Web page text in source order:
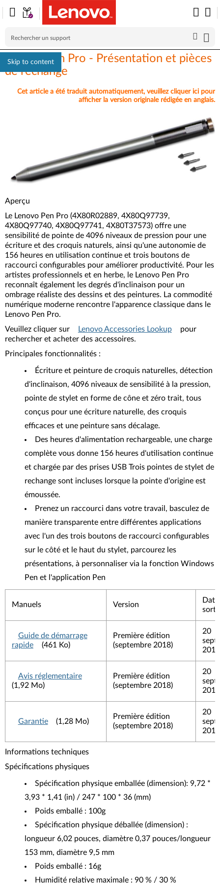
Skip to content
Lenovo Pen Pro - Présentation et pièces
de rechange
Cet article a été traduit automatiquement, veuillez cliquer ici pour
afficher la version originale rédigée en anglais.
Aperçu
Le Lenovo Pen Pro (4X80R02889, 4X80Q97739,
4X80Q97740, 4X80Q97741, 4X80T37573) offre une
sensibilité de pointe de 4096 niveaux de pression pour une
écriture et des croquis naturels, ainsi qu'une autonomie de
156 heures en utilisation continue et trois boutons de
raccourci configurables pour améliorer productivité. Pour les
artistes professionnels et en herbe, le Lenovo Pen Pro
reconnaît également les degrés d'inclinaison pour un
ombrage réaliste des dessins et des peintures. La commodité
numérique moderne rencontre l'apparence classique dans le
Lenovo Pen Pro.
Veuillez cliquer sur
Lenovo Accessories Lookup
pour
rechercher et acheter des accessoires.
Principales fonctionnalités :
Écriture et peinture de croquis naturelles, détection
d'inclinaison, 4096 niveaux de sensibilité à la pression,
pointe de stylet en forme de cône et zéro trait, tous
conçus pour une écriture naturelle, des croquis
efficaces et une peinture sans décalage.
Des heures d'alimentation rechargeable, une charge
complète vous donne 156 heures d'utilisation continue
et chargée par des prises USB Trois pointes de stylet de
rechange sont incluses lorsque la pointe d'origine est
émoussée.
Prenez un raccourci dans votre travail, basculez de
manière transparente entre différentes applications
avec l'un des trois boutons de raccourci configurables
sur le côté et le haut du stylet, parcourez les
présentations, à personnaliser via la fonction Windows
Pen et l'application Pen
Manuels Version
Guide de démarrage
rapide
(461 Ko)
Première édition
(septembre 2018)
20
2019
Avis réglementaire
(1,92 Mo)
Première édition
(septembre 2018)
20
2019
Garantie (1,28 Mo)
Première édition
(septembre 2018)
20
2019
Informations techniques
Spécifications physiques
Spécification physique emballée (dimension): 9,72 *
3,93 * 1,41 (in) / 247 * 100 * 36 (mm)
Poids emballé : 100g
Spécification physique déballée (dimension) :
longueur 6,02 pouces, diamètre 0,37 pouces/longueur
153 mm, diamètre 9,5 mm
Poids emballé : 16g
Humidité relative maximale : 90 % / 30 %